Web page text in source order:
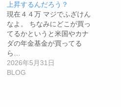
上昇するんだろう？
現在４４万 マジでふざけん
なよ。 ちなみにどこが買っ
てるかというと米国やカナ
ダの年金基金が買ってる
ら…
2026年5月31日
BLOG